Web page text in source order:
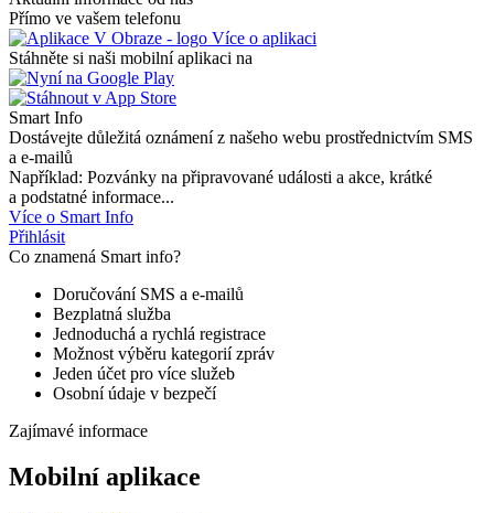
Přímo ve vašem telefonu
Více o aplikaci
Stáhněte si naši mobilní aplikaci na
Smart Info
Dostávejte důležitá oznámení z našeho webu prostřednictvím SMS
a e-mailů
Například: Pozvánky na připravované události a akce, krátké
a podstatné informace...
Více o Smart Info
Přihlásit
Co znamená Smart info?
Doručování SMS a e-mailů
Bezplatná služba
Jednoduchá a rychlá registrace
Možnost výběru kategorií zpráv
Jeden účet pro více služeb
Osobní údaje v bezpečí
Zajímavé informace
Mobilní aplikace